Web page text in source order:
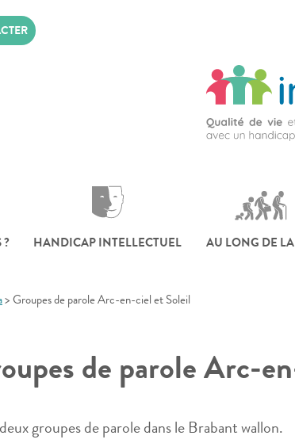
? HANDICAP INTELLECTUEL AU LONG DE
> Groupes de parole Arc-en-ciel et Soleil
de parole Arc-
groupes de parole dans le Brabant wallon.